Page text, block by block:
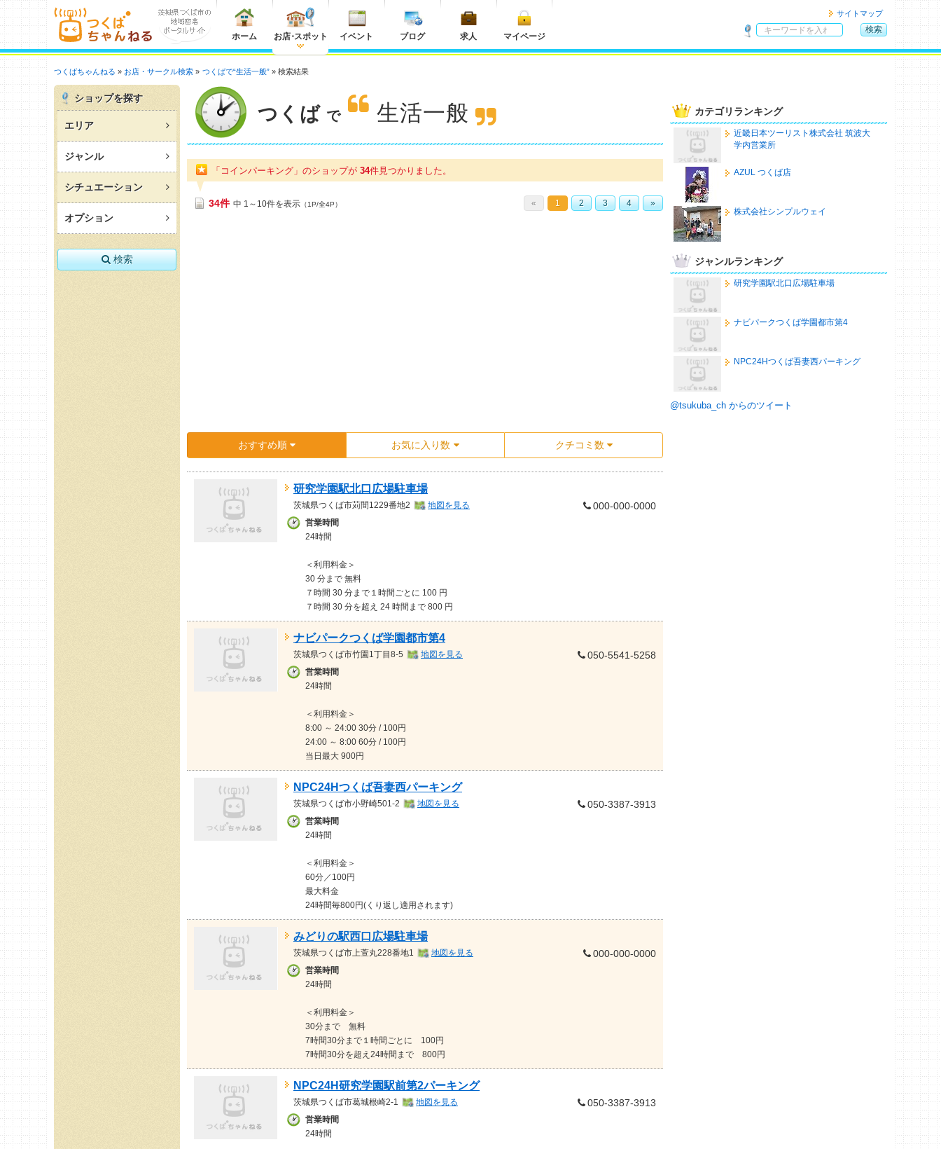
ホーム お店・スポット イベント ブログ 求人 マイページ
サイトマップ
索
検索
つくばちゃんねる お店・サークル検索 つくばで“生活一般” 検索結果
つくば で 生活一般
「コインパーキング」のショップが 34件見つかりました。
34件 中 1～10件を表示 （1P/全4P） « 1 2 3 4 »
おすすめ順 お気に入り数 クチコミ数
研究学園駅北口広場駐車場
茨城県つくば市苅間1229番地2 地図を見る 000-000-0000
営業時間
24時間
＜利用料金＞
30 分まで 無料
７時間 30 分まで１時間ごとに 100 円
７時間 30 分を超え 24 時間まで 800 円
ナビパークつくば学園都市第4
茨城県つくば市竹園1丁目8-5 地図を見る 050-5541-5258
営業時間
24時間
＜利用料金＞
8:00 ～ 24:00 30分 / 100円
24:00 ～ 8:00 60分 / 100円
当日最大 900円
NPC24Hつくば吾妻西パーキング
茨城県つくば市小野崎501-2 地図を見る 050-3387-3913
営業時間
24時間
＜利用料金＞
60分／100円
最大料金
24時間毎800円(くり返し適用されます)
みどりの駅西口広場駐車場
茨城県つくば市上萱丸228番地1 地図を見る 000-000-0000
営業時間
24時間
＜利用料金＞
30分まで 無料
7時間30分まで１時間ごとに 100円
7時間30分を超え24時間まで 800円
NPC24H研究学園駅前第2パーキング
茨城県つくば市葛城根崎2-1 地図を見る 050-3387-3913
営業時間
24時間
ショップを探す
エリア
ジャンル
シチュエーション
オプション
検索
カテゴリランキング
近畿日本ツーリスト株式会社 筑波大
学内営業所
AZUL つくば店
株式会社シンプルウェイ
ジャンルランキング
研究学園駅北口広場駐車場
ナビパークつくば学園都市第4
NPC24Hつくば吾妻西パーキング
@tsukuba_ch からのツイート